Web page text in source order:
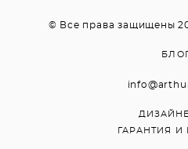
© Все права защищены
ГАРАНТИЯ И